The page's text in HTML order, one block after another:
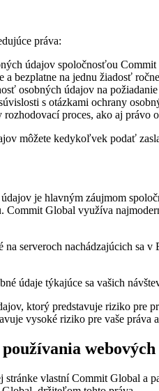
práva:
údajov spoločnosťou
a bezplatne na jednu žiadosť
osobných údajov na požiadanie
s otázkami ochrany
proces, ako aj právo
môžete kedykoľvek podať
je hlavným záujmom
Global využíva
na serveroch nachádzajúcich
údaje týkajúce sa vašich
ktorý predstavuje riziko pre
vysoké riziko pre vaše práva
vlastní Commit Global a